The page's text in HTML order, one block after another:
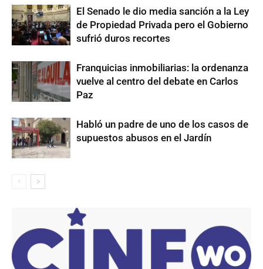
El Senado le dio media sanción a la Ley
de Propiedad Privada pero el Gobierno
sufrió duros recortes
Franquicias inmobiliarias: la ordenanza
vuelve al centro del debate en Carlos
Paz
Habló un padre de uno de los casos de
supuestos abusos en el Jardín